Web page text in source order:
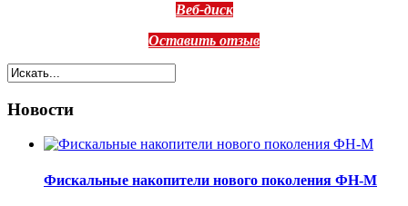
Веб-диск
Оставить отзыв
Новости
Фискальные накопители нового поколения ФН-М